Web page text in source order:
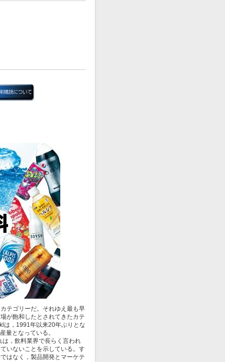
ゴリーだ。それゆえ最も早
が飽和したとされてきたカテ
は，1991年以来20年ぶりとな
量となっている。
，飲料業界で長らく言われ
いないことを示している。す
はなく，製品開発とマーケテ